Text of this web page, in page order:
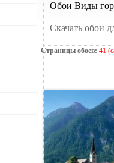
Обои Виды
Скачать обои
Страницы обоев: 41